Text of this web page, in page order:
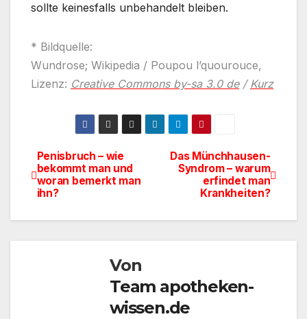
sollte keinesfalls unbehandelt bleiben.
* Bildquelle:
Wundrose; Wikipedia / Poupou l’quourouce,
Lizenz: Creative Commons by-sa 3.0 de/ Kurz
Beitragsnavigation
Das Münchhausen-
Syndrom – warum
erfindet man
Krankheiten?
Penisbruch – wie
bekommt man und
woran bemerkt man
ihn?
Von
Team apotheken-
wissen.de